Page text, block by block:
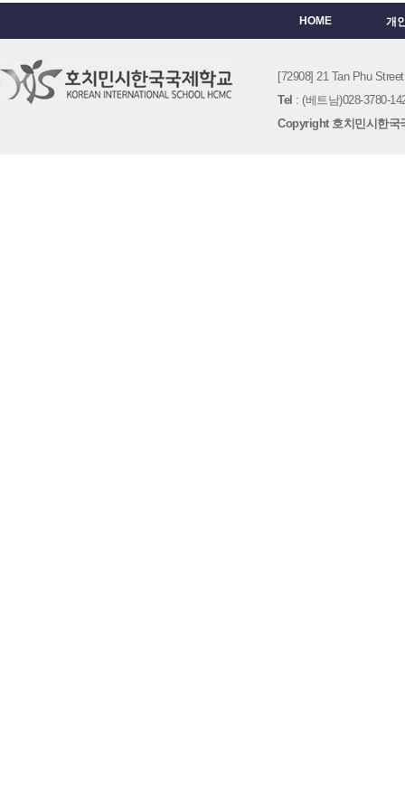
HOME 개
[72908] 21 Tan Phu
Tel : (베트남)028-3780-
Copyright 호치민시한국